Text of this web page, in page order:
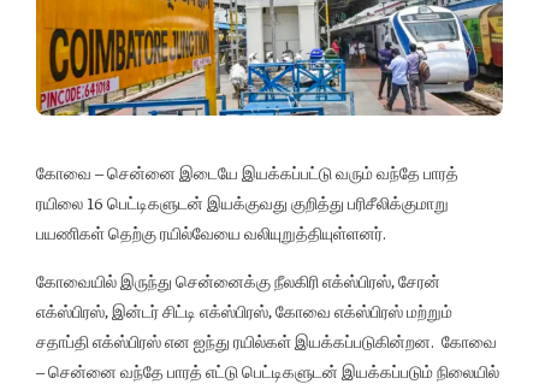
கோவை – சென்னை இடையே இயக்கப்பட்டு வரும் வந்தே பாரத்
ரயிலை 16 பெட்டிகளுடன் இயக்குவது குறித்து பரிசீலிக்குமாறு
பயணிகள் தெற்கு ரயில்வேயை வலியுறுத்தியுள்ளனர்.
கோவையில் இருந்து சென்னைக்கு நீலகிரி எக்ஸ்பிரஸ், சேரன்
எக்ஸ்பிரஸ், இன்டர் சிட்டி எக்ஸ்பிரஸ், கோவை எக்ஸ்பிரஸ் மற்றும்
சதாப்தி எக்ஸ்பிரஸ் என ஐந்து ரயில்கள் இயக்கப்படுகின்றன. கோவை
– சென்னை வந்தே பாரத் எட்டு பெட்டிகளுடன் இயக்கப்படும் நிலையில்